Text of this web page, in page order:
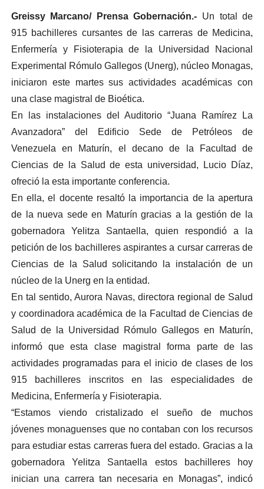
Greissy Marcano/ Prensa Gobernación.- Un total de
915 bachilleres cursantes de las carreras de Medicina,
Enfermería y Fisioterapia de la Universidad Nacional
Experimental Rómulo Gallegos (Unerg), núcleo Monagas,
iniciaron este martes sus actividades académicas con
una clase magistral de Bioética.
En las instalaciones del Auditorio “Juana Ramírez La
Avanzadora” del Edificio Sede de Petróleos de
Venezuela en Maturín, el decano de la Facultad de
Ciencias de la Salud de esta universidad, Lucio Díaz,
ofreció la esta importante conferencia.
En ella, el docente resaltó la importancia de la apertura
de la nueva sede en Maturín gracias a la gestión de la
gobernadora Yelitza Santaella, quien respondió a la
petición de los bachilleres aspirantes a cursar carreras de
Ciencias de la Salud solicitando la instalación de un
núcleo de la Unerg en la entidad.
En tal sentido, Aurora Navas, directora regional de Salud
y coordinadora académica de la Facultad de Ciencias de
Salud de la Universidad Rómulo Gallegos en Maturín,
informó que esta clase magistral forma parte de las
actividades programadas para el inicio de clases de los
915 bachilleres inscritos en las especialidades de
Medicina, Enfermería y Fisioterapia.
“Estamos viendo cristalizado el sueño de muchos
jóvenes monaguenses que no contaban con los recursos
para estudiar estas carreras fuera del estado. Gracias a la
gobernadora Yelitza Santaella estos bachilleres hoy
inician una carrera tan necesaria en Monagas”, indicó